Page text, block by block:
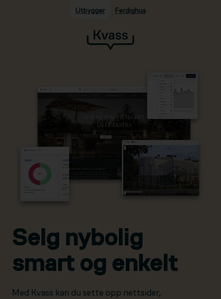
Hopp til hovedinnhold
Utbygger Ferdighus
Selg nybolig
smart og enkelt
Med Kvass kan du sette opp nettsider,